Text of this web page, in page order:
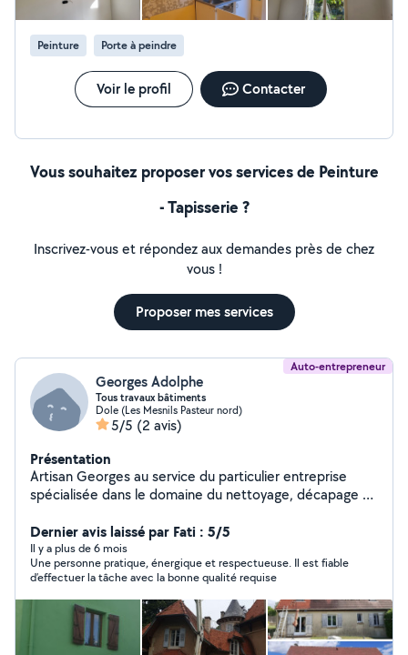
Peinture Porte à peindre
Voir le profil Contacter
Vous souhaitez proposer vos services de Peinture
- Tapisserie ?
Inscrivez-vous et répondez aux demandes près de chez
vous !
Proposer mes services
Auto-entrepreneur
Georges Adolphe
Tous travaux bâtiments
Dole (Les Mesnils Pasteur nord)
5/5 (2 avis)
Présentation
Artisan Georges au service du particulier entreprise
spécialisée dans le domaine du nettoyage, décapage et
tablettes, pose et remplacement des gouttières,
également le remplacement des dessous de toiture en
pvc et de faîtières ou réparation. Rénovation de portail
et murs avec petit travaux de maçonnerie.
Dernier avis laissé par Fati : 5/5
Il y a plus de 6 mois
Une personne pratique, énergique et respectueuse. Il est fiable
d’effectuer la tâche avec la bonne qualité requise